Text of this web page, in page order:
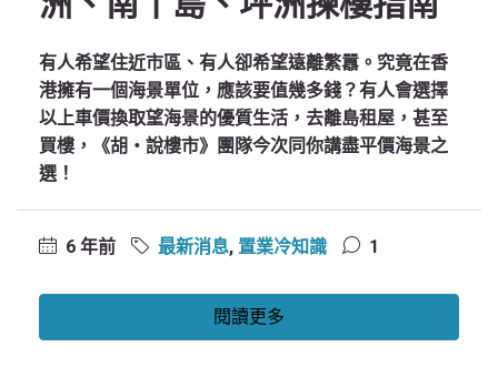
有人希望住近市區、有人卻希望遠離繁囂。究竟在香
港擁有一個海景單位，應該要值幾多錢？有人會選擇
以上車價換取望海景的優質生活，去離島租屋，甚至
買樓，《胡‧說樓市》團隊今次同你講盡平價海景之
選！
6 年前 最新消息, 置業冷知識 1
閱讀更多